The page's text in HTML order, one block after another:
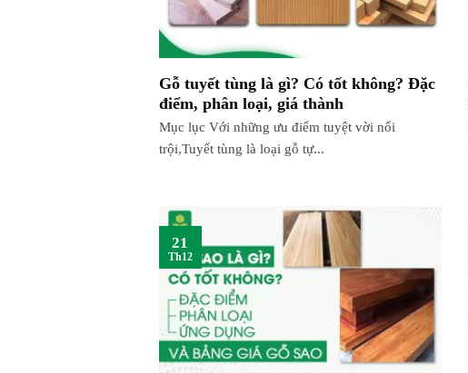
Gỗ tuyết tùng là gì? Có tốt không? Đặc
điểm, phân loại, giá thành
Mục lục Với những ưu điểm tuyệt vời nổi
trội,Tuyết tùng là loại gỗ tự...
21
Th12